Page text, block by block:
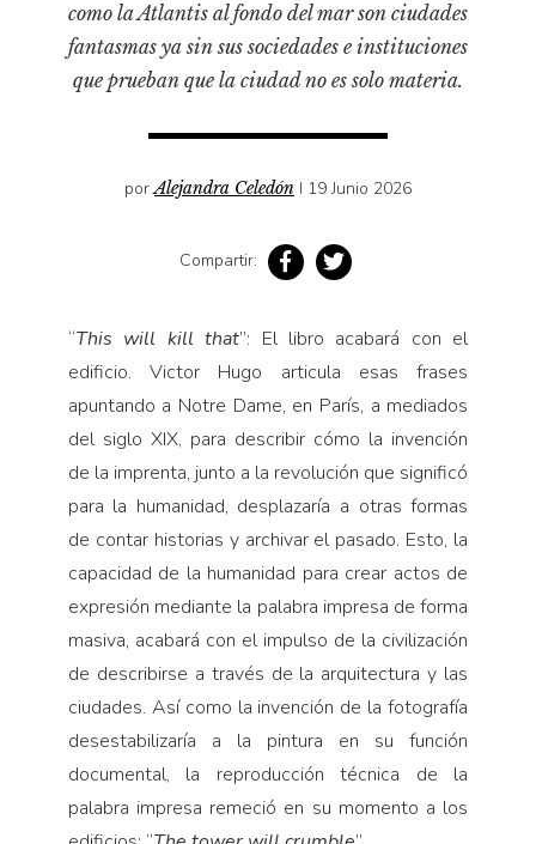
Relecturas
Sociedad
Turismo accidental
como la Atlantis al fondo del mar son ciudades
fantasmas ya sin sus sociedades e instituciones
que prueban que la ciudad no es solo materia.
porAlejandra Celedón I 19 Junio 2026
Compartir:
“This will kill that”: El libro acabará con el
edificio. Victor Hugo articula esas frases
apuntando a Notre Dame, en París, a mediados
del siglo XIX, para describir cómo la invención
de la imprenta, junto a la revolución que significó
para la humanidad, desplazaría a otras formas
de contar historias y archivar el pasado. Esto, la
capacidad de la humanidad para crear actos de
expresión mediante la palabra impresa de forma
masiva, acabará con el impulso de la civilización
de describirse a través de la arquitectura y las
ciudades. Así como la invención de la fotografía
desestabilizaría a la pintura en su función
documental, la reproducción técnica de la
palabra impresa remeció en su momento a los